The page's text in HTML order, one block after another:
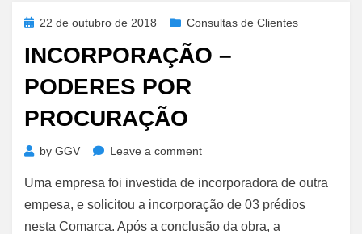
Posted22 de outubro de 2018 Consultas de Clientes
INCORPORAÇÃO –
PODERES POR
PROCURAÇÃO
by GGV Leave a commenton
–
Poderes
por
Uma empresa foi investida de incorporadora de outra
empesa, e solicitou a incorporação de 03 prédios
nesta Comarca. Após a conclusão da obra, a